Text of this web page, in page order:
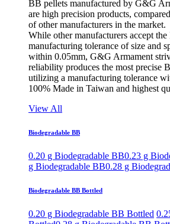
BB pellets manufactured by G&G
are high precision products,
of other manufacturers in the market.
While other manufacturers accept
manufacturing tolerance of size and
within 0.05mm, G&G Armament
reliability produces the most precise
utilizing a manufacturing tolerance
100% Made in Taiwan and highest
View All
Biodegradable BB
0.20 g Biodegradable BB0.23 g
g Biodegradable BB0.28 g
Biodegradable BB Bottled
0.20 g Biodegradable BB Bottled